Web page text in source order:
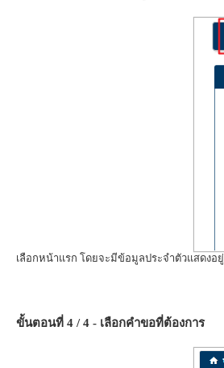
เลือกหน้าแรก โดยจะมีข้อมูลประจำตัวแสดงอยู่
ขั้นตอนที่ 4 / 4 - เลือกคำขอที่ต้องการ